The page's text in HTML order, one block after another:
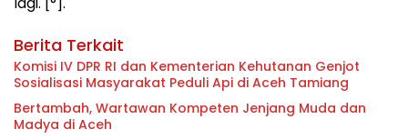
Berita Terkait
Komisi IV DPR RI dan Kementerian Kehutanan Genjot
Sosialisasi Masyarakat Peduli Api di Aceh Tamiang
Bertambah, Wartawan Kompeten Jenjang Muda dan
Madya di Aceh